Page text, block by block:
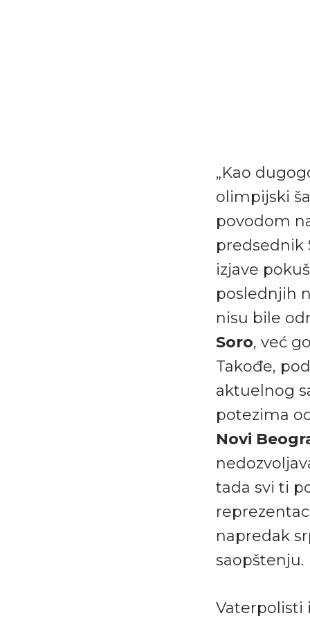
„Kao
olimpijski
povodom
predsednik
izjave
poslednjih
nisu bile
Soro, već
Takođe,
aktuelnog
potezima
Novi
tada svi ti
napredak
saopštenju.
Vaterpolisti